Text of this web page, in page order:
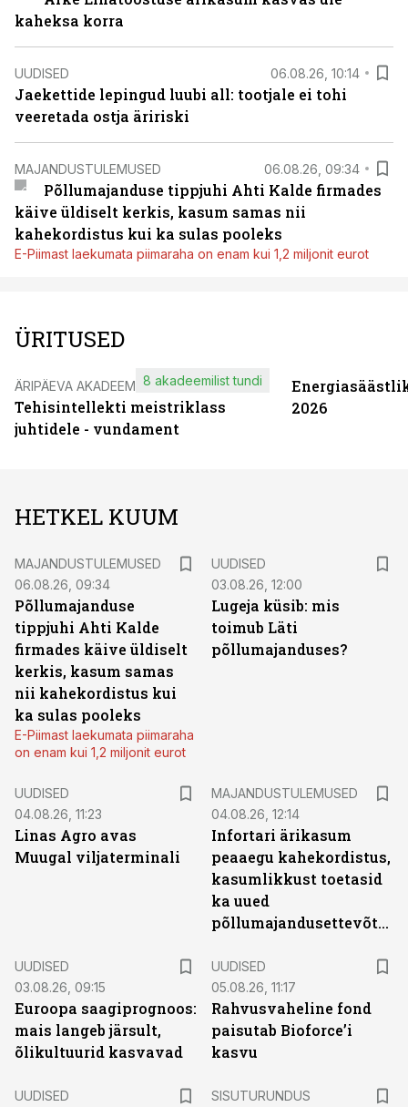
kaheksa korra
UUDISED 06.08.26, 10:14
Jaekettide lepingud luubi all: tootjale ei tohi
veeretada ostja äririski
MAJANDUSTULEMUSED 06.08.26, 09:34
Põllumajanduse tippjuhi Ahti Kalde firmades
käive üldiselt kerkis, kasum samas nii
kahekordistus kui ka sulas pooleks
E-Piimast laekumata piimaraha on enam kui 1,2 miljonit eurot
ÜRITUSED
ÄRIPÄEVA AKADEEMIA
Tehisintellekti meistriklass
juhtidele - vundament
8 akadeemilist tundi
2026
HETKEL KUUM
MAJANDUSTULEMUSED
06.08.26, 09:34
Põllumajanduse
tippjuhi Ahti Kalde
firmades käive üldiselt
kerkis, kasum samas
nii kahekordistus kui
ka sulas pooleks
E-Piimast laekumata piimaraha
on enam kui 1,2 miljonit eurot
UUDISED
03.08.26, 12:00
Lugeja küsib: mis
toimub Läti
põllumajanduses?
UUDISED
04.08.26, 11:23
Linas Agro avas
Muugal viljaterminali
MAJANDUSTULEMUSED
04.08.26, 12:14
Infortari ärikasum
peaaegu kahekordistus,
kasumlikkust toetasid
ka uued
põllumajandusettevõtted
UUDISED
03.08.26, 09:15
Euroopa saagiprognoos:
mais langeb järsult,
õlikultuurid kasvavad
UUDISED
05.08.26, 11:17
Rahvusvaheline fond
paisutab Bioforce’i
kasvu
UUDISED
SISUTURUNDUS